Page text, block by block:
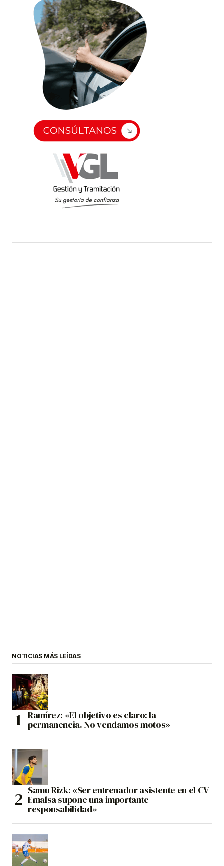
NOTICIAS MÁS LEÍDAS
Ramírez: «El objetivo es claro: la
permanencia. No vendamos motos»
Samu Rizk: «Ser entrenador asistente en el CV
Emalsa supone una importante
responsabilidad»